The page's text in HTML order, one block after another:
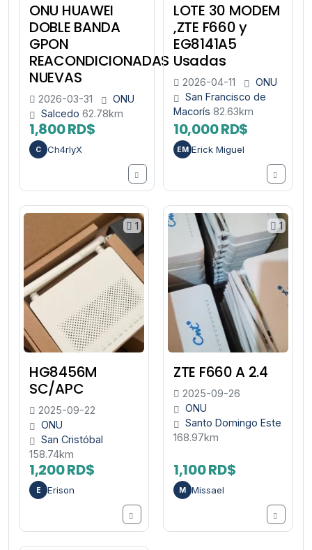
ONU HUAWEI
DOBLE BANDA
GPON
REACONDICIONADAS
NUEVAS
2026-03-31
ONU
Salcedo 62.78km
1,800 RD$
C Ch4rlyX
LOTE 30 MODEM
,ZTE F660 y
EG8141A5
Usadas
2026-04-11
ONU
San Francisco de
Macorís 82.63km
10,000 RD$
EM Erick Miguel
1
HG8456M
SC/APC
2025-09-22
ONU
San Cristóbal
158.74km
1,200 RD$
E Erison
1
ZTE F660 A 2.4
2025-09-26
ONU
Santo Domingo Este
168.97km
1,100 RD$
M Missael